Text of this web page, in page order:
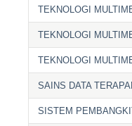
TEKNOLOGI
TEKNOLOGI
TEKNOLOGI
SAINS DATA
SISTEM